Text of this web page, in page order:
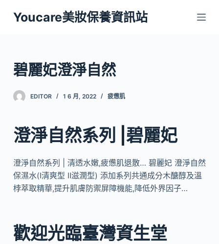
跳
至
內
容
Youcare美妝保養資訊站
碧麗妃澄淨自然
EDITOR 1 6 月, 2022 疲憊肌
澄淨自然系列 |碧麗妃
澄淨自然系列 | 清透水嫩,疲憊肌退散… 碧麗妃 澄淨自然
保濕水(Ⅰ清爽型 Ⅱ滋潤型) 添加系列共通成分木醣醇及溫
桲萃取精華,提升肌膚防禦屏障機能,降低外界因子…
歡迎光臨臺灣資生堂